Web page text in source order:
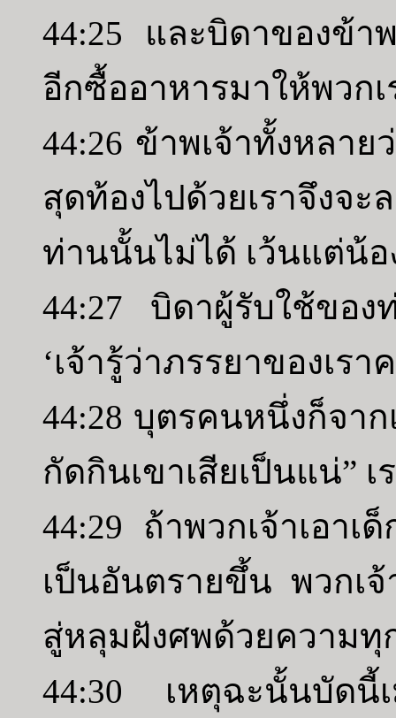
44:25 และบิดาของข้า
อีกซื้ออาหารมาให้พวกเ
44:26 ข้าพเจ้าทั้งหลาย
สุดท้องไปด้วยเราจึงจ
ท่านนั้นไม่ได้ เว้นแต่น้อ
44:27 บิดาผู้รับใช้ของ
‘เจ้ารู้ว่าภรรยาของเร
44:28 บุตรคนหนึ่งก็จาก
กัดกินเขาเสียเป็นแน่”
44:29 ถ้าพวกเจ้าเอาเ
เป็นอันตรายขึ้น พวกเจ้
สู่หลุมฝังศพด้วยความทุ
44:30 เหตุฉะนั้นบัดนี้เ